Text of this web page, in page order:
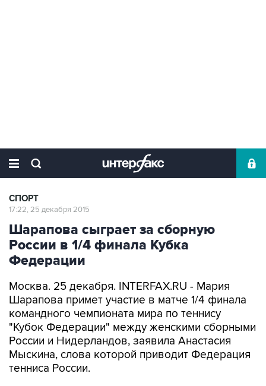
СПОРТ
17:22, 25 декабря 2015
Шарапова сыграет за сборную
России в 1/4 финала Кубка
Федерации
Москва. 25 декабря. INTERFAX.RU - Мария
Шарапова примет участие в матче 1/4 финала
командного чемпионата мира по теннису
"Кубок Федерации" между женскими сборными
России и Нидерландов, заявила Анастасия
Мыскина, слова которой приводит Федерация
тенниса России.